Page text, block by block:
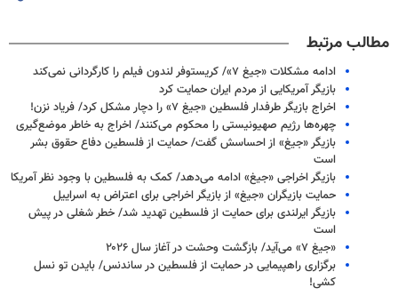
مطالب مرتبط
ادامه مشکلات «جیغ ۷»/ کریستوفر لندون فیلم را کارگردانی نمی‌کند
بازیگر آمریکایی از مردم ایران حمایت کرد
اخراج بازیگر طرفدار فلسطین «جیغ ۷» را دچار مشکل کرد/ فریاد نزن!
چهره‌ها رژیم صهیونیستی را محکوم می‌کنند/ اخراج به خاطر موضع‌گیری
بازیگر «جیغ» از احساسش گفت/ حمایت از فلسطین دفاع حقوق بشر
است
بازیگر اخراجی «جیغ» ادامه می‌دهد/ کمک به فلسطین با وجود نظر آمریکا
حمایت بازیگران «جیغ» از بازیگر اخراجی برای اعتراض به اسراییل
بازیگر ایرلندی برای حمایت از فلسطین تهدید شد/ خطر شغلی در پیش
است
«جیغ ۷» می‌آید/ بازگشت وحشت در آغاز سال ۲۰۲۶
برگزاری راهپیمایی در حمایت از فلسطین در ساندنس/ بایدن تو نسل
کشی!